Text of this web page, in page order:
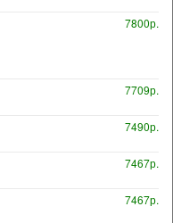
7800р.
7709р.
7490р.
7467р.
7467р.